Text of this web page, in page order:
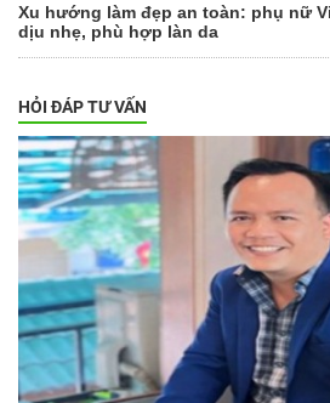
Xu hướng làm đẹp an toàn: phụ nữ
dịu nhẹ, phù hợp làn da
HỎI ĐÁP TƯ VẤN